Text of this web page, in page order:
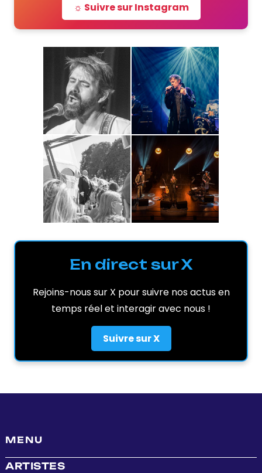
☼ Suivre sur Instagram
En direct sur X
Rejoins-nous sur X pour suivre nos actus en
temps réel et interagir avec nous !
Suivre sur X
MENU
ARTISTES